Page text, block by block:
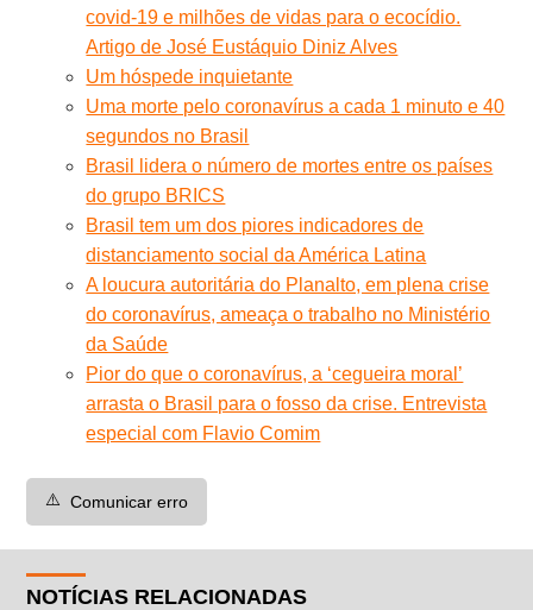
covid-19 e milhões de vidas para o ecocídio.
Artigo de José Eustáquio Diniz Alves
Um hóspede inquietante
Uma morte pelo coronavírus a cada 1 minuto e 40
segundos no Brasil
Brasil lidera o número de mortes entre os países
do grupo BRICS
Brasil tem um dos piores indicadores de
distanciamento social da América Latina
A loucura autoritária do Planalto, em plena crise
do coronavírus, ameaça o trabalho no Ministério
da Saúde
Pior do que o coronavírus, a ‘cegueira moral’
arrasta o Brasil para o fosso da crise. Entrevista
especial com Flavio Comim
⚠️ Comunicar erro
NOTÍCIAS RELACIONADAS